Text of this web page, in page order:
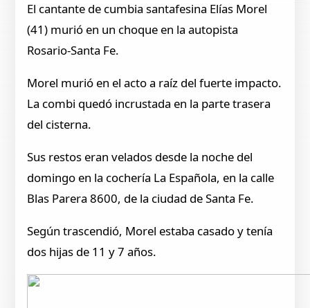
El cantante de cumbia santafesina Elías Morel
(41) murió en un choque en la autopista
Rosario-Santa Fe.
Morel murió en el acto a raíz del fuerte impacto.
La combi quedó incrustada en la parte trasera
del cisterna.
Sus restos eran velados desde la noche del
domingo en la cochería La Española, en la calle
Blas Parera 8600, de la ciudad de Santa Fe.
Según trascendió, Morel estaba casado y tenía
dos hijas de 11 y 7 años.